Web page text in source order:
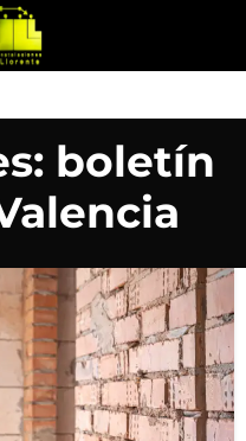
boletín